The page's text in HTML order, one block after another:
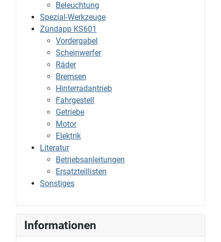
Beleuchtung
Spezial-Werkzeuge
Zündapp KS601
Vordergabel
Scheinwerfer
Räder
Bremsen
Hinterradantrieb
Fahrgestell
Getriebe
Motor
Elektrik
Literatur
Betriebsanleitungen
Ersatzteillisten
Sonstiges
Informationen